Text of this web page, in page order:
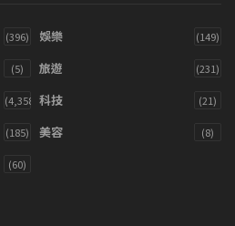
(396) 娛樂 (149)
(5) 旅遊 (231)
(4,358) 科技 (21)
(185) 美容 (8)
(60)